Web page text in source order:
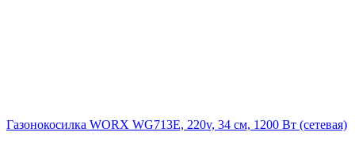
Газонокосилка WORX WG713E, 220v, 34 см, 1200 Вт (сетевая)